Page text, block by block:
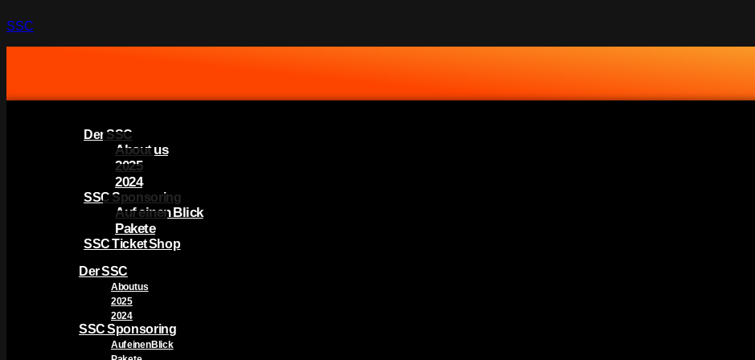
SSC
Der SSC
About us
2025
2024
SSC Sponsoring
Auf einen Blick
Pakete
SSC Ticket Shop
Der SSC
About us
2025
2024
SSC Sponsoring
Auf einen Blick